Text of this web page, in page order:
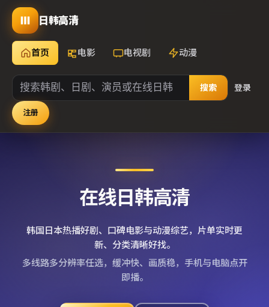
日韩高清
首页 电影 电视剧 动漫
搜索 登录
注册
在线日韩高清
韩国日本热播好剧、口碑电影与动漫综艺，片单实时更
新、分类清晰好找。
多线路多分辨率任选，缓冲快、画质稳，手机与电脑点开
即播。